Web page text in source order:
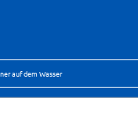
auf dem Wasser